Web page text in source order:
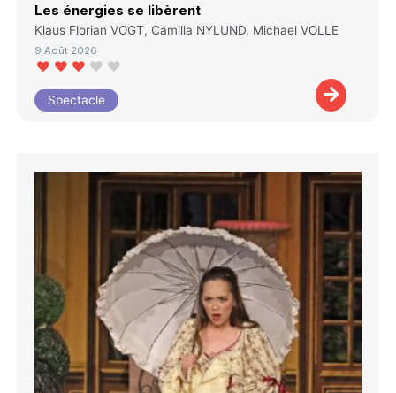
Les énergies se libèrent
Klaus Florian VOGT, Camilla NYLUND, Michael VOLLE
9 Août 2026
Spectacle